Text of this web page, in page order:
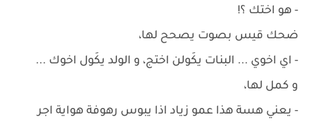
- هو اختك ؟!
ضحك قيس بصوت يصحح لها،
- اي اخوي ... البنات يكَولن اختج، و الولد يكَول اخوك ...
و كمل لها،
- يعني هسة هذا عمو زياد اذا يبوس رهوفة هواية اجر